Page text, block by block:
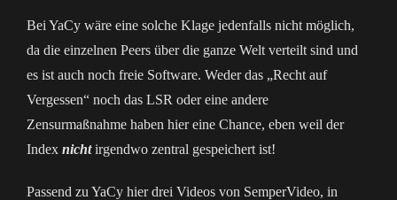
Bei YaCy wäre eine solche Klage jedenfalls nicht möglich,
da die einzelnen Peers über die ganze Welt verteilt sind und
es ist auch noch freie Software. Weder das „Recht auf
Vergessen“ noch das LSR oder eine andere
Zensurmaßnahme haben hier eine Chance, eben weil der
Index nichtirgendwo zentral gespeichert ist!
Passend zu YaCy hier drei Videos von SemperVideo, in